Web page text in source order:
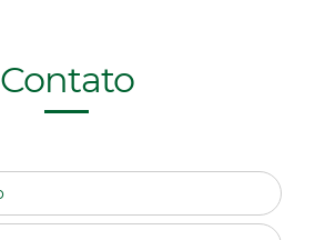
Contato